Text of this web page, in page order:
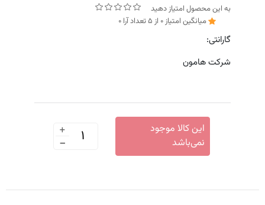
به این محصول امتیاز دهید
میانگین امتیاز0 از 5تعداد آرا 0
گارانتی:
شرکت هامون
+
-
این کالا موجود
نمی‌باشد